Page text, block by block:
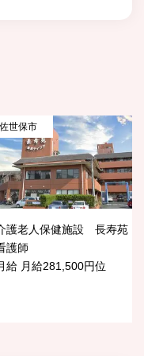
佐世保市
護老人保健施設 長寿苑
護師
給 月給281,500円位